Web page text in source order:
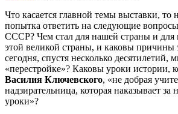
Что касается главной темы выставки, то
попытка ответить на следующие
СССР? Чем стал для нашей страны и для
этой великой страны, и каковы причины
сегодня, спустя несколько десятилетий,
«перестройке»? Каковы уроки истории,
Василия Ключевского, «не добрая
надзирательница, которая наказывает
уроки»?